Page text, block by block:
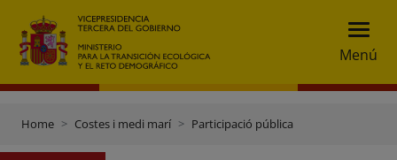
Menú
Home Costes i medi marí Participació pública